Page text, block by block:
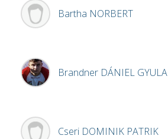
Bartha NORBERT
Brandner DÁNIEL GYULA
Cseri DOMINIK PATRIK